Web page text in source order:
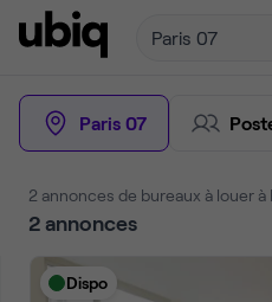
Paris 07
Paris 07
2 annonces de bureaux à louer à
2 annonces